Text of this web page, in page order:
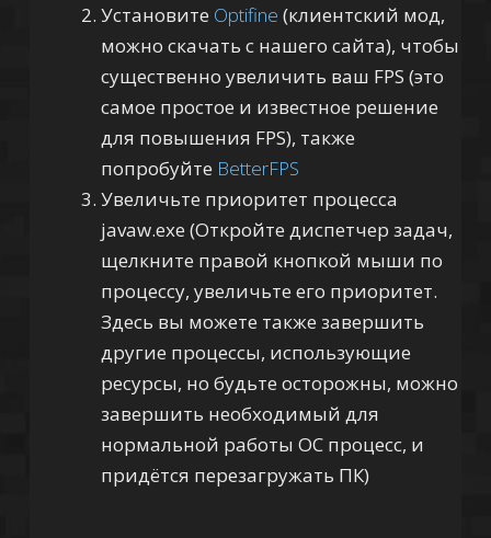
Установите Optifine (клиентский мод,
можно скачать с нашего сайта), чтобы
существенно увеличить ваш FPS (это
самое простое и известное решение
для повышения FPS), также
попробуйте BetterFPS
Увеличьте приоритет процесса
javaw.exe (Откройте диспетчер задач,
щелкните правой кнопкой мыши по
процессу, увеличьте его приоритет.
Здесь вы можете также завершить
другие процессы, использующие
ресурсы, но будьте осторожны, можно
завершить необходимый для
нормальной работы ОС процесс, и
придётся перезагружать ПК)